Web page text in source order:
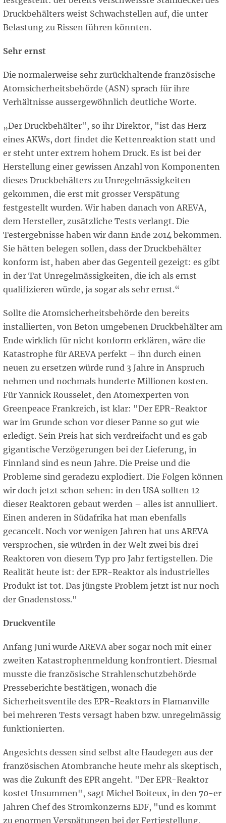
Druckbehälters weist Schwachstellen auf, die unter
Belastung zu Rissen führen könnten.
Sehr ernst
Die normalerweise sehr zurückhaltende französische
Atomsicherheitsbehörde (ASN) sprach für ihre
Verhältnisse aussergewöhnlich deutliche Worte.
„Der Druckbehälter", so ihr Direktor, "ist das Herz
eines AKWs, dort findet die Kettenreaktion statt und
er steht unter extrem hohem Druck. Es ist bei der
Herstellung einer gewissen Anzahl von Komponenten
dieses Druckbehälters zu Unregelmässigkeiten
gekommen, die erst mit grosser Verspätung
festgestellt wurden. Wir haben danach von AREVA,
dem Hersteller, zusätzliche Tests verlangt. Die
Testergebnisse haben wir dann Ende 2014 bekommen.
Sie hätten belegen sollen, dass der Druckbehälter
konform ist, haben aber das Gegenteil gezeigt: es gibt
in der Tat Unregelmässigkeiten, die ich als ernst
qualifizieren würde, ja sogar als sehr ernst.“
Sollte die Atomsicherheitsbehörde den bereits
installierten, von Beton umgebenen Druckbehälter am
Ende wirklich für nicht konform erklären, wäre die
Katastrophe für AREVA perfekt – ihn durch einen
neuen zu ersetzen würde rund 3 Jahre in Anspruch
nehmen und nochmals hunderte Millionen kosten.
Für Yannick Rousselet, den Atomexperten von
Greenpeace Frankreich, ist klar: "Der EPR-Reaktor
war im Grunde schon vor dieser Panne so gut wie
erledigt. Sein Preis hat sich verdreifacht und es gab
gigantische Verzögerungen bei der Lieferung, in
Finnland sind es neun Jahre. Die Preise und die
Probleme sind geradezu explodiert. Die Folgen können
wir doch jetzt schon sehen: in den USA sollten 12
dieser Reaktoren gebaut werden – alles ist annulliert.
Einen anderen in Südafrika hat man ebenfalls
gecancelt. Noch vor wenigen Jahren hat uns AREVA
versprochen, sie würden in der Welt zwei bis drei
Reaktoren von diesem Typ pro Jahr fertigstellen. Die
Realität heute ist: der EPR-Reaktor als industrielles
Produkt ist tot. Das jüngste Problem jetzt ist nur noch
der Gnadenstoss."
Druckventile
Anfang Juni wurde AREVA aber sogar noch mit einer
zweiten Katastrophenmeldung konfrontiert. Diesmal
musste die französische Strahlenschutzbehörde
Presseberichte bestätigen, wonach die
Sicherheitsventile des EPR-Reaktors in Flamanville
bei mehreren Tests versagt haben bzw. unregelmässig
funktionierten.
Angesichts dessen sind selbst alte Haudegen aus der
französischen Atombranche heute mehr als skeptisch,
was die Zukunft des EPR angeht. "Der EPR-Reaktor
kostet Unsummen", sagt Michel Boiteux, in den 70-er
Jahren Chef des Stromkonzerns EDF, "und es kommt
zu enormen Verspätungen bei der Fertigstellung.